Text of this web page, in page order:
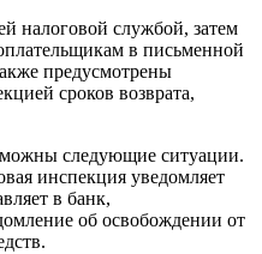
налоговой службой, затем
в письменной
предусмотрены
сроков возврата,
следующие ситуации.
инспекция уведомляет
в банк,
об освобождении от